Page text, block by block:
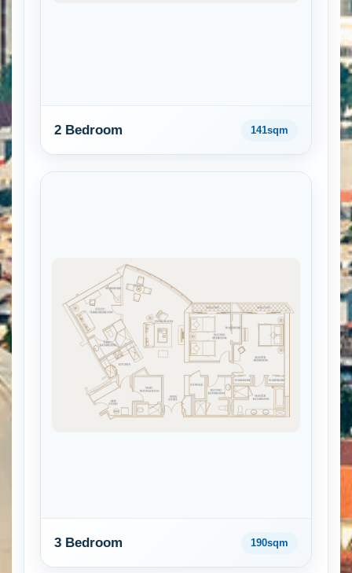
2 Bedroom 141sqm
3 Bedroom 190sqm